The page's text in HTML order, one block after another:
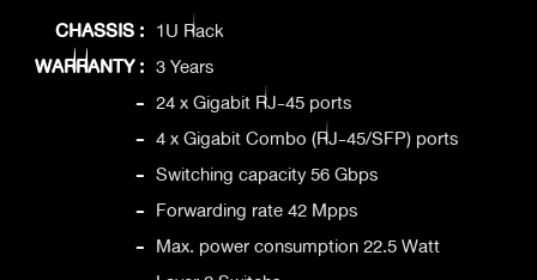
CHASSIS : 1U Rack
WARRANTY : 3 Years
- 24 x Gigabit RJ-45 ports
- 4 x Gigabit Combo (RJ-45/SFP) ports
- Switching capacity 56 Gbps
- Forwarding rate 42 Mpps
- Max. power consumption 22.5 Watt